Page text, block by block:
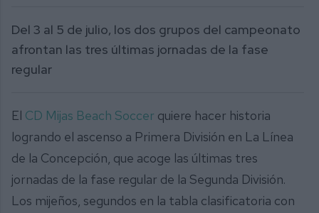
Del 3 al 5 de julio, los dos grupos del campeonato
afrontan las tres últimas jornadas de la fase
regular
El CD Mijas Beach Soccer quiere hacer historia
logrando el ascenso a Primera División en La Línea
de la Concepción, que acoge las últimas tres
jornadas de la fase regular de la Segunda División.
Los mijeños, segundos en la tabla clasificatoria con